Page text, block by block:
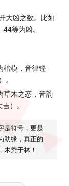
大凶之数。比如
等为凶。
楷模，音律铿
。
草木之态，音韵
）。
是符号，更是
助缘，真正的
木秀于林！